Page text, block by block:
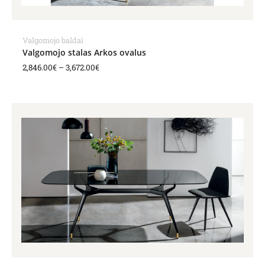
Valgomojo baldai
Valgomojo stalas Arkos ovalus
2,846.00€ –3,672.00€
range:
2,185.00€
through
2,477.00€